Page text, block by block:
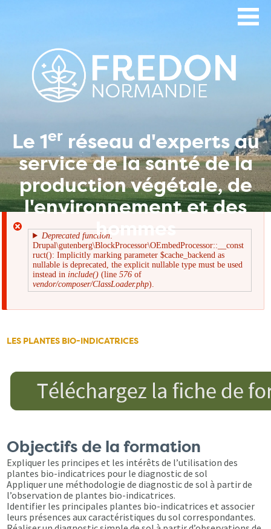
Le 1erréseau d'experts au
service de la santé de la
production végétale, de
l'environnement et des
hommes
Message
d'erreur
Deprecated function:
Drupal\gutenberg\BlockProcessor\OEmbedProcessor::__const
ruct(): Implicitly marking parameter $cache_backend as
nullable is deprecated, the explicit nullable type must be used
instead in include() (line576 of
vendor/composer/ClassLoader.php).
LES PLANTES BIO-INDICATRICES
Objectifs de la formation
Expliquer les principes et les intérêts de l’utilisation des
plantes bio-indicatrices pour le diagnostic de sol
Appliquer une méthodologie de diagnostic de sol à partir de
l’observation de plantes bio-indicatrices.
Identifier les principales plantes bio-indicatrices et associer
leurs présences aux caractéristiques du sol correspondantes.